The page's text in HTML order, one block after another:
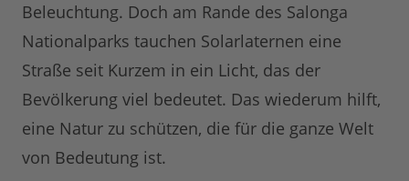
Beleuchtung. Doch am Rande des Salonga
Nationalparks tauchen Solarlaternen eine
Straße seit Kurzem in ein Licht, das der
Bevölkerung viel bedeutet. Das wiederum hilft,
eine Natur zu schützen, die für die ganze Welt
von Bedeutung ist.